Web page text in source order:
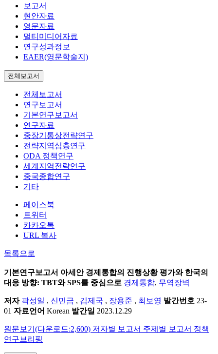
보고서
현안자료
영문자료
멀티미디어자료
연구성과정보
EAER(영문학술지)
전체보고서
전체보고서
연구보고서
기본연구보고서
연구자료
중장기통상전략연구
전략지역심층연구
ODA 정책연구
세계지역전략연구
중국종합연구
기타
페이스북
트위터
카카오톡
URL 복사
목록으로
기본연구보고서 아세안 경제통합의 진행상황 평가와 한국의
대응 방향: TBT와 SPS를 중심으로 경제통합, 무역장벽
저자 곽성일 , 신민금 , 김제국 , 장용준 , 최보영 발간번호 23-
01 자료언어 Korean 발간일 2023.12.29
원문보기(다운로드:2,600) 저자별 보고서 주제별 보고서 정책
연구브리핑